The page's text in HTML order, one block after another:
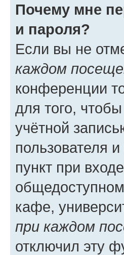
Почему мне
и пароля?
Если вы не
каждом
конференции
для того,
учётной
пользователя
пункт при
кафе,
при каждом
отключил эту